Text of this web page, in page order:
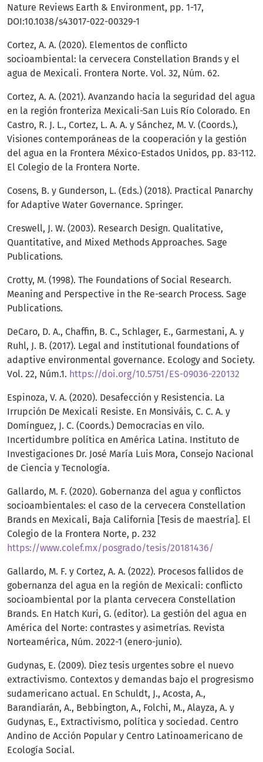
Nature Reviews Earth & Environment, pp. 1-17,
DOI:10.1038/s43017-022-00329-1
Cortez, A. A. (2020). Elementos de conflicto
socioambiental: la cervecera Constellation Brands y el
agua de Mexicali. Frontera Norte. Vol. 32, Núm. 62.
Cortez, A. A. (2021). Avanzando hacia la seguridad del agua
en la región fronteriza Mexicali-San Luis Río Colorado. En
Castro, R. J. L., Cortez, L. A. A. y Sánchez, M. V. (Coords.),
Visiones contemporáneas de la cooperación y la gestión
del agua en la Frontera México-Estados Unidos, pp. 83-112.
El Colegio de la Frontera Norte.
Cosens, B. y Gunderson, L. (Eds.) (2018). Practical Panarchy
for Adaptive Water Governance. Springer.
Creswell, J. W. (2003). Research Design. Qualitative,
Quantitative, and Mixed Methods Approaches. Sage
Publications.
Crotty, M. (1998). The Foundations of Social Research.
Meaning and Perspective in the Re-search Process. Sage
Publications.
DeCaro, D. A., Chaffin, B. C., Schlager, E., Garmestani, A. y
Ruhl, J. B. (2017). Legal and institutional foundations of
adaptive environmental governance. Ecology and Society.
Vol. 22, Núm.1. https://doi.org/10.5751/ES-09036-220132
Espinoza, V. A. (2020). Desafección y Resistencia. La
Irrupción De Mexicali Resiste. En Monsiváis, C. C. A. y
Domínguez, J. C. (Coords.) Democracias en vilo.
Incertidumbre política en América Latina. Instituto de
Investigaciones Dr. José María Luis Mora, Consejo Nacional
de Ciencia y Tecnología.
Gallardo, M. F. (2020). Gobernanza del agua y conflictos
socioambientales: el caso de la cervecera Constellation
Brands en Mexicali, Baja California [Tesis de maestría]. El
Colegio de la Frontera Norte, p. 232
https://www.colef.mx/posgrado/tesis/20181436/
Gallardo, M. F. y Cortez, A. A. (2022). Procesos fallidos de
gobernanza del agua en la región de Mexicali: conflicto
socioambiental por la planta cervecera Constellation
Brands. En Hatch Kuri, G. (editor). La gestión del agua en
América del Norte: contrastes y asimetrías. Revista
Norteamérica, Núm. 2022-1 (enero-junio).
Gudynas, E. (2009). Diez tesis urgentes sobre el nuevo
extractivismo. Contextos y demandas bajo el progresismo
sudamericano actual. En Schuldt, J., Acosta, A.,
Barandiarán, A., Bebbington, A., Folchi, M., Alayza, A. y
Gudynas, E., Extractivismo, política y sociedad. Centro
Andino de Acción Popular y Centro Latinoamericano de
Ecología Social.